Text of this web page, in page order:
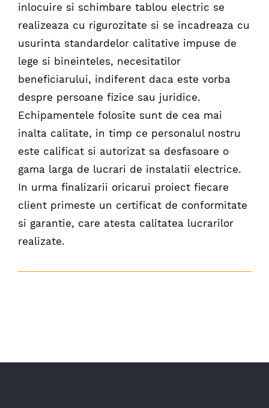
inlocuire si schimbare tablou electric se
realizeaza cu rigurozitate si se incadreaza cu
usurinta standardelor calitative impuse de
lege si bineinteles, necesitatilor
beneficiarului, indiferent daca este vorba
despre persoane fizice sau juridice.
Echipamentele folosite sunt de cea mai
inalta calitate, in timp ce personalul nostru
este calificat si autorizat sa desfasoare o
gama larga de lucrari de instalatii electrice.
In urma finalizarii oricarui proiect fiecare
client primeste un certificat de conformitate
si garantie, care atesta calitatea lucrarilor
realizate.